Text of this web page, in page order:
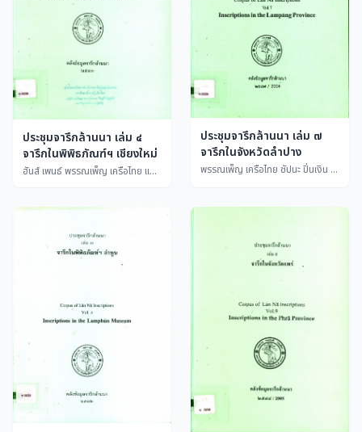
ประชุมจารึกล้านนา เล่ม ๔
จารึกในพิพิธภัณฑ์ฯ เชียงใหม่
ฮันส์ เพนธ์ พรรณเพ็ญ เครือไทย และศรีเลา เกษพรหม
ประชุมจารึกล้านนา เล่ม ๗
จารึกในจังหวัดลำปาง
พรรณเพ็ญ เครือไทย ชัปนะ ปิ่นเงิน และศราวุธ ศรีทา